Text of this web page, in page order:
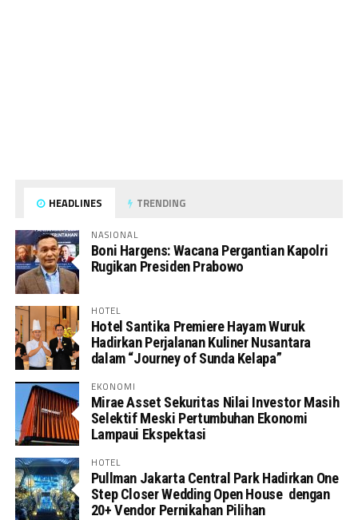
HEADLINES TRENDING
NASIONAL
Boni Hargens: Wacana Pergantian Kapolri
Rugikan Presiden Prabowo
HOTEL
Hotel Santika Premiere Hayam Wuruk
Hadirkan Perjalanan Kuliner Nusantara
dalam “Journey of Sunda Kelapa”
EKONOMI
Mirae Asset Sekuritas Nilai Investor Masih
Selektif Meski Pertumbuhan Ekonomi
Lampaui Ekspektasi
HOTEL
Pullman Jakarta Central Park Hadirkan One
Step Closer Wedding Open House dengan
20+ Vendor Pernikahan Pilihan